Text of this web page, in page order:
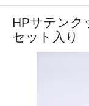
HPサテンク
セット入り